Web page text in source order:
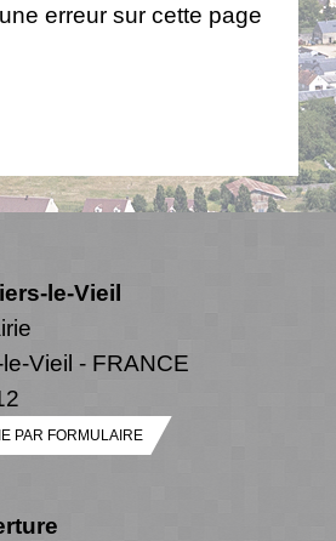
erreur sur cette page
le-Vieil
Vieil - FRANCE
PAR FORMULAIRE